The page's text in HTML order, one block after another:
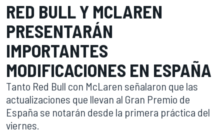
RED BULL Y MCLAREN
PRESENTARÁN
IMPORTANTES
MODIFICACIONES EN ESPAÑA
Tanto Red Bull con McLaren señalaron que las
actualizaciones que llevan al Gran Premio de
España se notarán desde la primera práctica del
viernes.